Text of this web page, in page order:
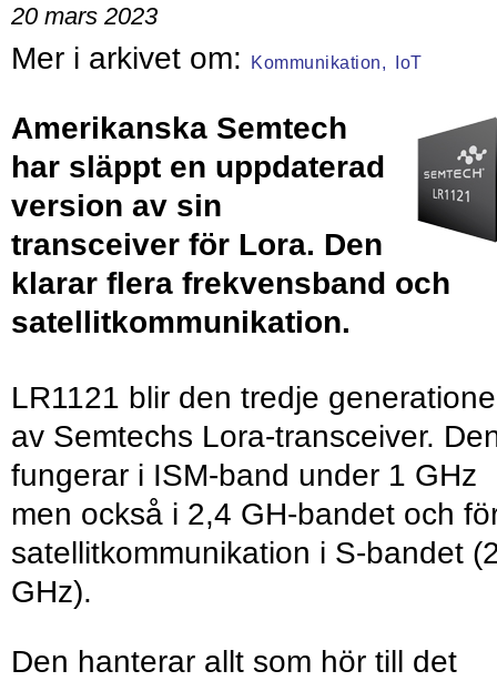
20 mars 2023
Kommunikation, IoT
Amerikanska Semtech
har släppt en uppdaterad
version av sin
transceiver för Lora. Den
klarar flera frekvensband och
satellitkommunikation.
LR1121 blir den tredje
av Semtechs Lora-transceiver.
fungerar i ISM-band under 1 GHz
men också i 2,4 GH-bandet och
satellitkommunikation i S-bandet
GHz).
Den hanterar allt som hör till det